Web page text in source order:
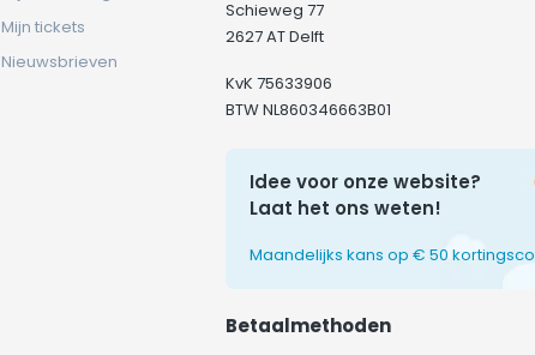
Mijn tickets
Nieuwsbrieven
Schieweg 77
2627 AT Delft
KvK 75633906
BTW NL860346663B01
Idee voor onze website?
Laat het ons weten!
Maandelijks kans op € 50
Betaalmethoden